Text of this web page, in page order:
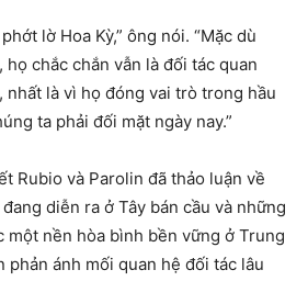
lờ Hoa Kỳ,” ông nói. “Mặc dù
chắc chắn vẫn là đối tác quan
nhất là vì họ đóng vai trò trong hầu
ta phải đối mặt ngày nay.”
Rubio và Parolin đã thảo luận về
diễn ra ở Tây bán cầu và những
một nền hòa bình bền vững ở Trung
phản ánh mối quan hệ đối tác lâu